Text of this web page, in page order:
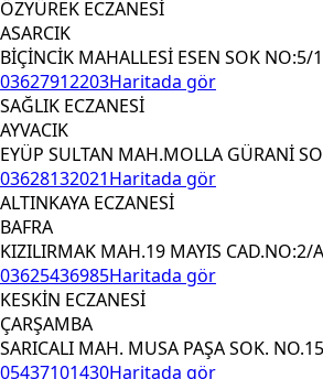
ÖZYÜREK ECZANESİ
ASARCIK
BİÇİNCİK MAHALLESİ ESEN SOK NO:5/1
03627912203Haritada gör
SAĞLIK ECZANESİ
AYVACIK
EYÜP SULTAN MAH.MOLLA GÜRANİ
03628132021Haritada gör
ALTINKAYA ECZANESİ
BAFRA
KIZILIRMAK MAH.19 MAYIS CAD.NO:2/A
03625436985Haritada gör
KESKİN ECZANESİ
ÇARŞAMBA
SARICALI MAH. MUSA PAŞA SOK.
05437101430Haritada gör